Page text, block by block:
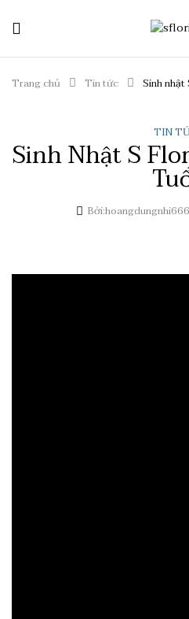
Trang chủ Tin tức Sinh
TIN
Sinh Nhật S
Bởi:hoangdungnhi666